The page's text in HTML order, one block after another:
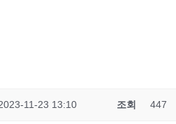
11-23 13:10 조회 447